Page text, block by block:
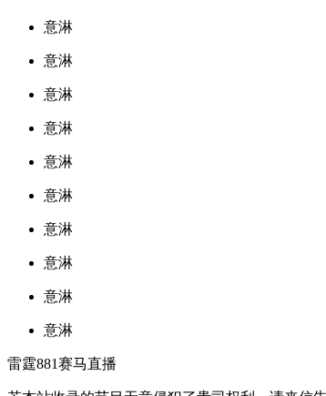
意淋
意淋
意淋
意淋
意淋
意淋
意淋
意淋
意淋
意淋
雷霆881赛马直播